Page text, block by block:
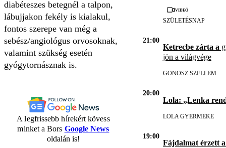
diabéteszes betegnél a talpon,
lábujjakon fekély is kialakul,
fontos szerepe van még a
sebész/angiológus orvosoknak,
valamint szükség esetén
gyógytornásznak is.
A legfrissebb hírekért kövess
minket a Bors Google News
oldalán is!
Videó
SZÜLETÉSNAP
21:00
Ketrecbe zárta a
jön a világvége
GONOSZ SZELLEM
20:00
Lola: „Lenka
LOLA GYERMEKE
19:00
Fájdalmat érzett a